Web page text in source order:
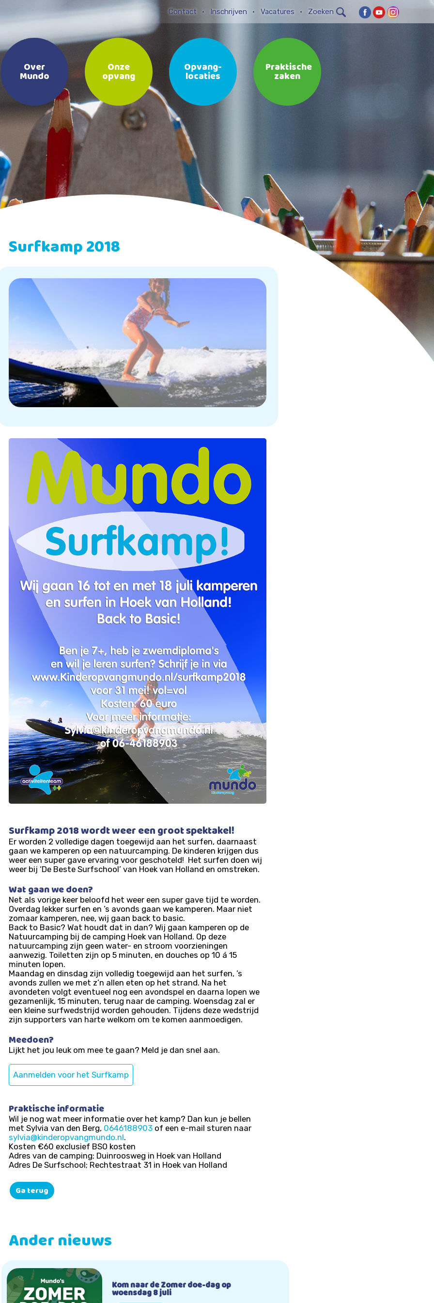
Contact Inschrijven Vacatures Zoeken
Over
Mundo Onze
opvang Opvang-
locaties Praktische
zaken
Surfkamp 2018
Surfkamp 2018 wordt weer een groot spektakel!
Er worden 2 volledige dagen toegewijd aan het surfen, daarnaast
gaan we kamperen op een natuurcamping. De kinderen krijgen dus
weer een super gave ervaring voor geschoteld! Het surfen doen wij
weer bij ‘De Beste Surfschool’ van Hoek van Holland en omstreken.
Wat gaan we doen?
Net als vorige keer beloofd het weer een super gave tijd te worden.
Overdag lekker surfen en ’s avonds gaan we kamperen. Maar niet
zomaar kamperen, nee, wij gaan back to basic.
Back to Basic? Wat houdt dat in dan? Wij gaan kamperen op de
Natuurcamping bij de camping Hoek van Holland. Op deze
natuurcamping zijn geen water- en stroom voorzieningen
aanwezig. Toiletten zijn op 5 minuten, en douches op 10 á 15
minuten lopen.
Maandag en dinsdag zijn volledig toegewijd aan het surfen, ’s
avonds zullen we met z’n allen eten op het strand. Na het
avondeten volgt eventueel nog een avondspel en daarna lopen we
gezamenlijk, 15 minuten, terug naar de camping. Woensdag zal er
een kleine surfwedstrijd worden gehouden. Tijdens deze wedstrijd
zijn supporters van harte welkom om te komen aanmoedigen.
Meedoen?
Lijkt het jou leuk om mee te gaan? Meld je dan snel aan.
Aanmelden voor het Surfkamp
Praktische informatie
Wil je nog wat meer informatie over het kamp? Dan kun je bellen
met Sylvia van den Berg, 0646188903 of een e-mail sturen naar
sylvia@kinderopvangmundo.nl.
Kosten €60 exclusief BSO kosten
Adres van de camping; Duinroosweg in Hoek van Holland
Adres De Surfschool; Rechtestraat 31 in Hoek van Holland
Ga terug
Ander nieuws
Kom naar de Zomer doe-dag op
woensdag 8 juli